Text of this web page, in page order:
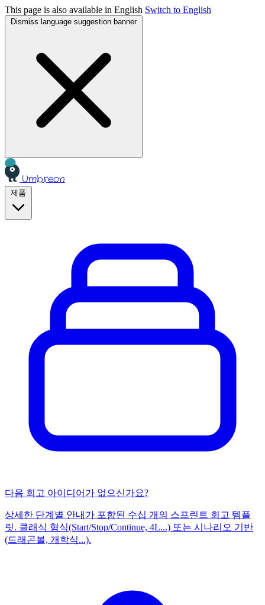
This page is also available in English Switch to English
Dismiss language suggestion banner
Umbreon
다음 회고 아이디어가 없으신가요?
상세한 단계별 안내가 포함된 수십 개의 스프린트 회고 템플
릿. 클래식 형식(Start/Stop/Continue, 4L...) 또는 시나리오 기반
(드래곤볼, 개학식...).